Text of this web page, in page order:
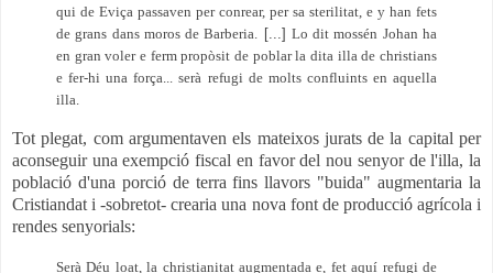
qui de Eviça passaven per conrear, per sa sterilitat, e y han fets
de grans dans moros de Barberia. [...] Lo dit mossén Johan ha
en gran voler e ferm propòsit de poblar la dita illa de christians
e fer-hi una força... serà refugi de molts confluints en aquella
illa.
Tot plegat, com argumentaven els mateixos jurats de la capital per
aconseguir una exempció fiscal en favor del nou senyor de l'illa, la
població d'una porció de terra fins llavors "buida" augmentaria la
Cristiandat i -sobretot- crearia una nova font de producció agrícola i
rendes senyorials:
Serà Déu loat, la christianitat augmentada e, fet aquí refugi de